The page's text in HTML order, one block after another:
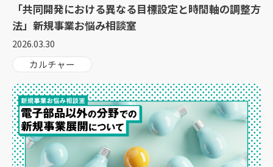
「共同開発における異なる目標設定と時間軸の調整方
法」新規事業お悩み相談室
2026.03.30
カルチャー